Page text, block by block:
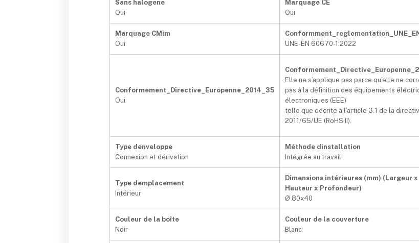
Sans halogene
Oui
Marquage CE
Oui
Marquage CMim
Oui
Conformment_reglementation_UNE_EN
UNE-EN 60670-1:2022
Conformement_Directive_Europenne_2014_35
Oui
Elle ne s’applique pas parce qu’elle ne
pas à la définition des équipements
électroniques (EEE)
telle que décrite à l’article 3.1 de la
2011/65/UE (RoHS II).
Type denveloppe
Connexion et dérivation
Méthode dinstallation
Intégrée au travail
Type demplacement
Intérieur
Dimensions intérieures (mm) (Largeur x
Hauteur x Profondeur)
Ø 80x40
Couleur de la boîte
Noir
Couleur de la couverture
Blanc